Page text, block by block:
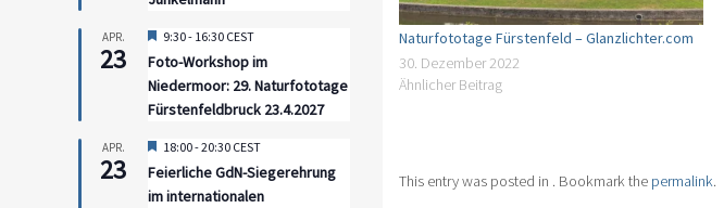
Naturfototage Fürstenfeld – Glanzlichter.com
30. Dezember 2022
Ähnlicher Beitrag
This entry was posted in . Bookmark the permalink.
APR.
23
Hervorgehoben
9:30- 16:30 CEST
Foto-Workshop im
Niedermoor: 29. Naturfototage
Fürstenfeldbruck 23.4.2027
APR.
23
Hervorgehoben
18:00-20:30 CEST
Feierliche GdN-Siegerehrung
im internationalen